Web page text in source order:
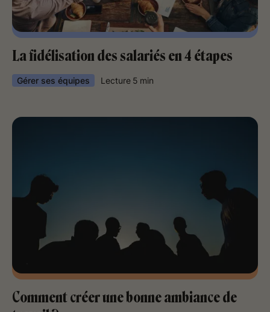
La fidélisation des salariés en 4 étapes
Gérer ses équipes Lecture 5 min
Comment créer une bonne ambiance de